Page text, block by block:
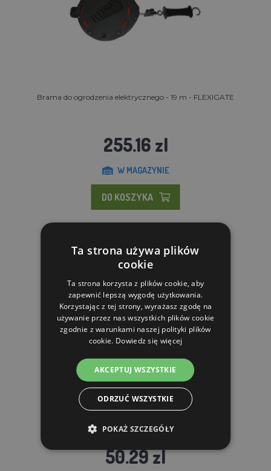
Brama do ogrodzenia elektrycznego - 19 m - FLEXIGATE
255.16 zl
W MAGAZYNIE
DO KOSZYKA
Brama KERBL Eco 3–6 m
50.29 zl
Ta strona używa plików
cookie
Ta strona korzysta z plików cookie, aby
zapewnić lepszą wygodę użytkowania.
Korzystając z tej strony, wyrażasz zgodę na
używanie przez nas wszystkich plików cookie
zgodnie z warunkami naszej polityki plików
cookie. Dowiedz się więcej
AKCEPTUJ WSZYSTKIE
ODRZUĆ WSZYSTKIE
POKAŻ SZCZEGÓŁY